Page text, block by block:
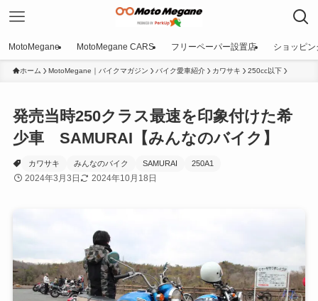
MotoMegane MotoMegane CARS フリーペーパー設置店 ショッピン
ホーム MotoMegane｜バイクマガジン バイク愛車紹介 カワサキ 250cc以下
発売当時250クラス最速を印象付けた希
少車 SAMURAI【みんなのバイク】
カワサキ みんなのバイク SAMURAI 250A1
2024年3月3日 2024年10月18日